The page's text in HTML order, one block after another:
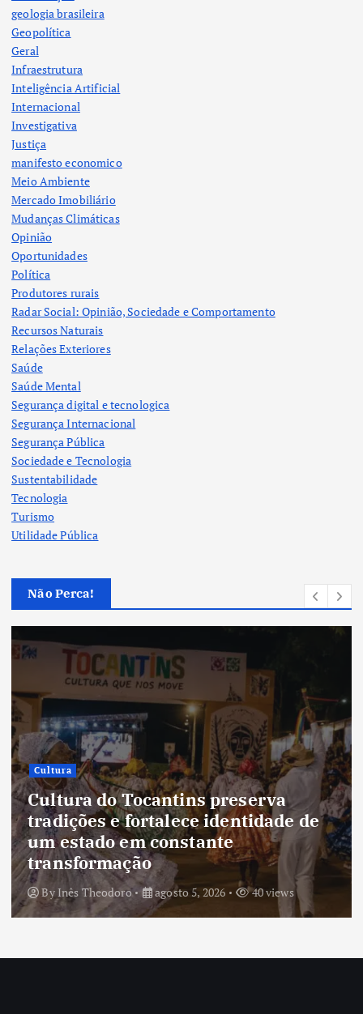
geologia brasileira
Geopolítica
Geral
Infraestrutura
Inteligência Artificial
Internacional
Investigativa
Justiça
manifesto economico
Meio Ambiente
Mercado Imobiliário
Mudanças Climáticas
Opinião
Oportunidades
Política
Produtores rurais
Radar Social: Opinião, Sociedade e Comportamento
Recursos Naturais
Relações Exteriores
Saúde
Saúde Mental
Segurança digital e tecnologica
Segurança Internacional
Segurança Pública
Sociedade e Tecnologia
Sustentabilidade
Tecnologia
Turismo
Utilidade Pública
Não Perca!
Cultura
Cultura do Tocantins preserva
tradições e fortalece identidade de
um estado em constante
transformação
ByInês Theodoro agosto 5, 2026 40 views